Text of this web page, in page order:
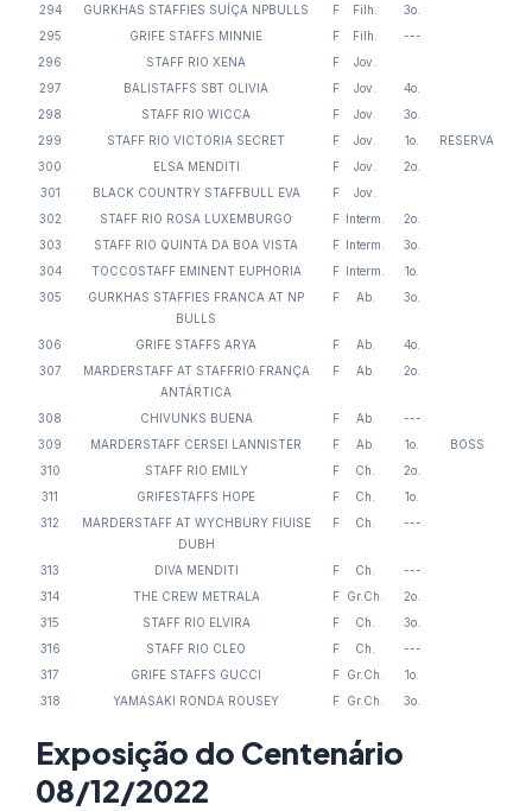
294
GURKHAS STAFFIES SUÍÇA NPBULLS F Filh.
3o.
295
GRIFE STAFFS MINNIE F Filh.
---
296
STAFF RIO XENA F
Jov.
297
BALISTAFFS SBT OLIVIA F Jov.
4o.
298
STAFF RIO WICCA F Jov.
3o.
299
STAFF RIO VICTORIA SECRET F Jov. 1o.
RESERVA
300
ELSA MENDITI F Jov.
2o.
301
BLACK COUNTRY STAFFBULL EVA F
Jov.
302
STAFF RIO ROSA LUXEMBURGO F Interm.
2o.
303
STAFF RIO QUINTA DA BOA VISTA F Interm.
3o.
304
TOCCOSTAFF EMINENT EUPHORIA F Interm.
1o.
305
GURKHAS STAFFIES FRANCA AT NP
BULLS
F Ab. 3o.
306 GRIFE STAFFS ARYA F Ab.
4o.
307
MARDERSTAFF AT STAFFRIO FRANÇA
ANTÁRTICA
F Ab. 2o.
308 CHIVUNKS BUENA F Ab.
---
309
MARDERSTAFF CERSEI LANNISTER F Ab. 1o.
BOSS
310
STAFF RIO EMILY F Ch.
2o.
311
GRIFESTAFFS HOPE F Ch.
1o.
312
MARDERSTAFF AT WYCHBURY FIUISE
DUBH
F Ch. ---
313 DIVA MENDITI F Ch.
---
314
THE CREW METRALA F Gr.Ch.
2o.
315
STAFF RIO ELVIRA F Ch.
3o.
316
STAFF RIO CLEO F Ch.
---
317
GRIFE STAFFS GUCCI F Gr.Ch.
1o.
318
YAMASAKI RONDA ROUSEY F Gr.Ch. 3o.
Exposição do Centenário
08/12/2022